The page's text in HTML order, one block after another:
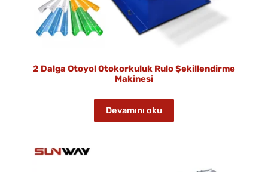
2 Dalga Otoyol Otokorkuluk Rulo Şekillendirme
Makinesi
Devamını oku